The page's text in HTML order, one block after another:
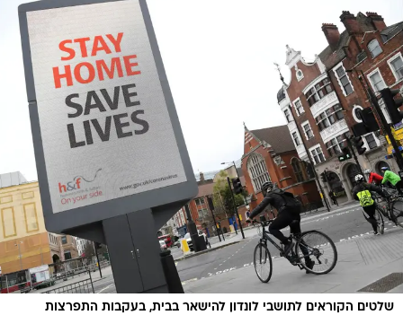
שלטים הקוראים לתושבי לונדון להישאר בבית, בעקבות התפרצות